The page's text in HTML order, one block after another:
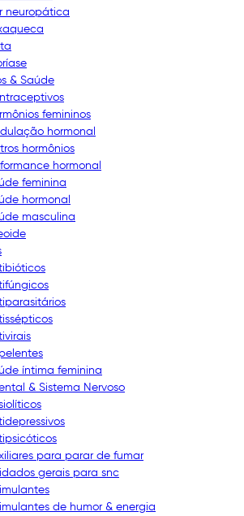
neuropática
& Saúde
femininos
hormonal
hormônios
hormonal
feminina
hormonal
masculina
íntima feminina
& Sistema Nervoso
para parar de fumar
gerais para snc
de humor & energia